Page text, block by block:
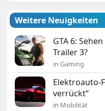
Weitere Neuigkeiten
GTA 6:
Trailer 3?
in Gaming
Elektroauto-
verrückt“
in Mobilität